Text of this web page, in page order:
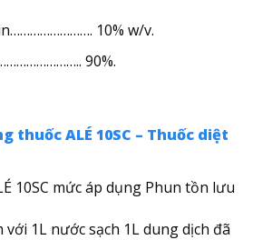
10% w/v.
90%.
thuốc ALÉ 10SC – Thuốc diệt
10SC mức áp dụng Phun tồn lưu
với 1L nước sạch 1L dung dịch đã